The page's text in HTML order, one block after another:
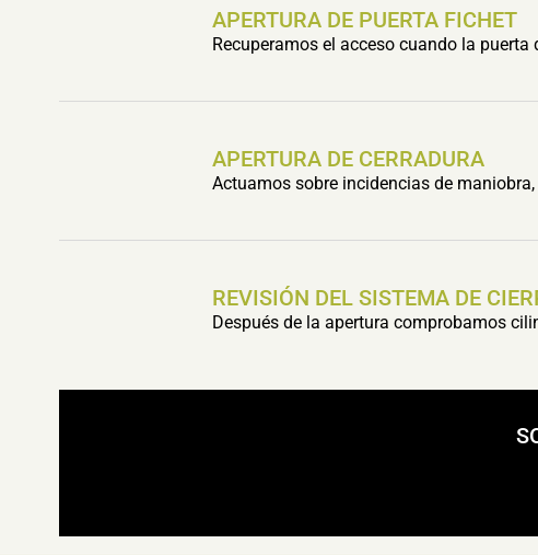
APERTURA DE PUERTA FICHET
Recuperamos el acceso cuando la
APERTURA DE CERRADURA
Actuamos sobre incidencias de
REVISIÓN DEL SISTEMA DE
Después de la apertura comprobamos